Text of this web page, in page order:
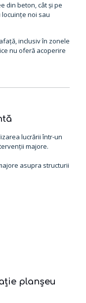
din beton, cât și pe
noi sau
inclusiv în zonele
nu oferă acoperire
lucrării într-un
majore.
asupra structurii
planșeu